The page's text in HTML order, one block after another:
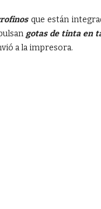
que están
gotas de tinta en
a la impresora.